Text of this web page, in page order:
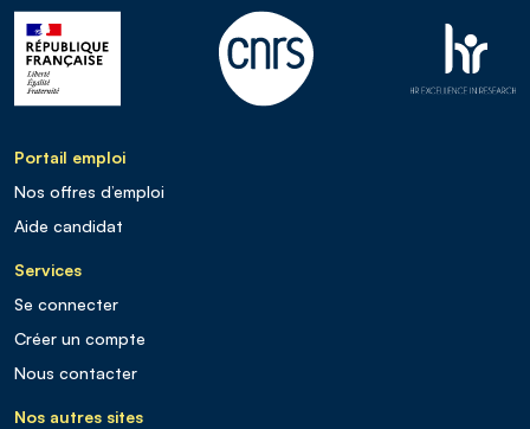
Portail emploi
Nos offres d’emploi
Aide candidat
Services
Se connecter
Créer un compte
Nous contacter
Nos autres sites